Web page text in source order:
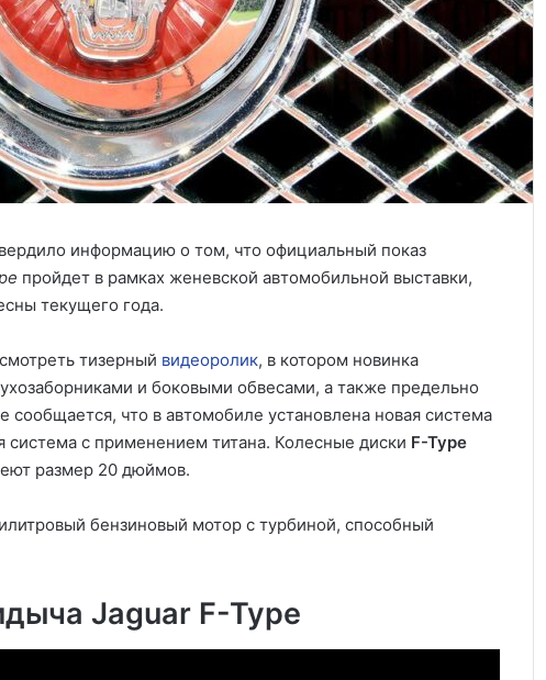
информацию о том, что официальный показ
пройдет в рамках женевской автомобильной выставки,
текущего года.
тизерный видеоролик, в котором новинка
и боковыми обвесами, а также предельно
что в автомобиле установлена новая система
с применением титана. Колесные диски F-Type
размер 20 дюймов.
бензиновый мотор с турбиной, способный
Jaguar F-Type